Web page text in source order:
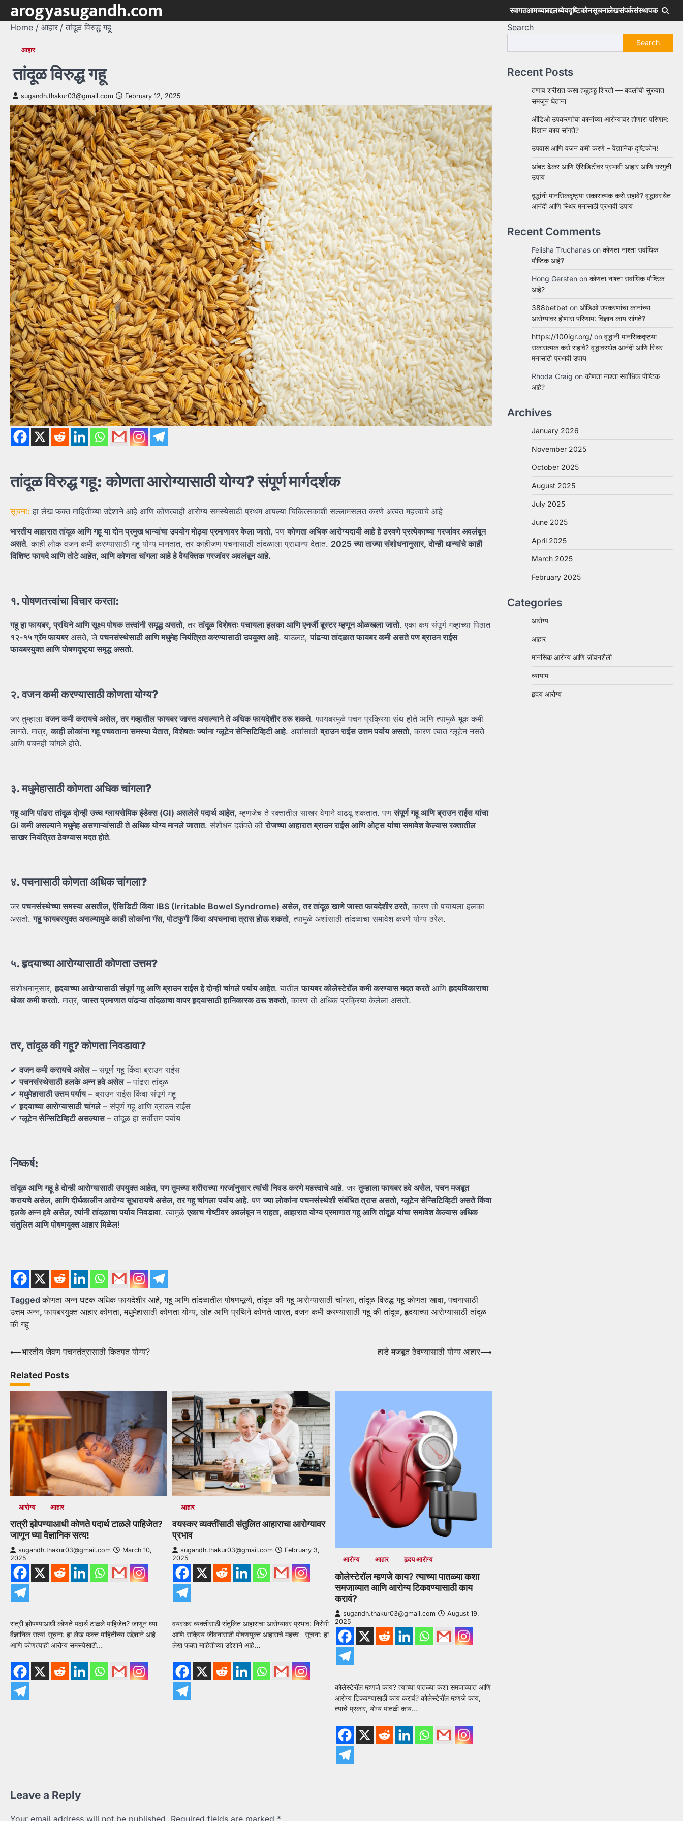
Skip
content
arogyasugandh.com स्वागतआमच्याबद्दलध्येयदृष्टिकोनसूचनालेखसंपर्कसंस्थापक
Home आहार तांदूळ विरुद्ध गहू
आहार
तांदूळ विरुद्ध गहू
sugandh.thakur03@gmail.com February 12, 2025
तांदूळविरुद्धगहू:कोणताआरोग्यासाठीयोग्य?संपूर्णमार्गदर्शक
सूचना: हा लेख फक्त माहितीच्या उद्देशाने आहे आणि कोणत्याही आरोग्य समस्येसाठी प्रथम आपल्या चिकित्सकाशी सल्लामसलत करणे अत्यंत महत्त्वाचे आहे
भारतीयआहाराततांदूळआणिगहूयादोनप्रमुखधान्यांचाउपयोगमोठ्याप्रमाणावरकेलाजातो, पणकोणताअधिकआरोग्यदायीआहेहेठरवणेप्रत्येकाच्यागरजांवरअवलंबून
असते. काही लोक वजन कमी करण्यासाठी गहू योग्य मानतात, तर काहीजण पचनासाठी तांदळाला प्राधान्य देतात. 2025च्याताज्यासंशोधनानुसार,दोन्हीधान्यांचेकाही
विशिष्टफायदेआणितोटेआहेत, आणिकोणताचांगलाआहेहेवैयक्तिकगरजांवरअवलंबूनआहे.
१.पोषणतत्त्वांचाविचारकरता:
गहूहाफायबर,प्रथिनेआणिसूक्ष्मपोषकतत्त्वांनीसमृद्धअसतो, तरतांदूळविशेषतःपचायलाहलकाआणिएनर्जीबूस्टरम्हणूनओळखलाजातो. एका कप संपूर्ण गव्हाच्या पिठात
१२-१५ग्रॅमफायबरअसते, जेपचनसंस्थेसाठीआणिमधुमेहनियंत्रितकरण्यासाठीउपयुक्तआहे. याउलट,पांढऱ्यातांदळातफायबरकमीअसतेपणब्राउनराईस
फायबरयुक्तआणिपोषणदृष्ट्यासमृद्धअसतो.
२.वजनकमीकरण्यासाठीकोणतायोग्य?
जर तुम्हालावजनकमीकरायचेअसेल,तरगव्हातीलफायबरजास्तअसल्यानेतेअधिकफायदेशीरठरूशकते. फायबरमुळे पचन प्रक्रिया संथ होते आणि त्यामुळे भूक कमी
लागते. मात्र,काहीलोकांनागहूपचवतानासमस्यायेतात,विशेषतःज्यांनाग्लूटेनसेन्सिटिव्हिटीआहे. अशांसाठीब्राउनराईसउत्तमपर्यायअसतो, कारण त्यात ग्लूटेन नसते
आणि पचनही चांगले होते.
३.मधुमेहासाठीकोणताअधिकचांगला?
गहूआणिपांढरातांदूळदोन्हीउच्चग्लायसेमिकइंडेक्स (GI) असलेलेपदार्थआहेत, म्हणजेच ते रक्तातील साखर वेगाने वाढवू शकतात. पणसंपूर्णगहूआणिब्राउनराईसयांचा
GIकमीअसल्यानेमधुमेहअसणाऱ्यांसाठीतेअधिकयोग्यमानलेजातात. संशोधन दर्शवते कीरोजच्याआहारातब्राउनराईसआणिओट्सयांचासमावेशकेल्यासरक्तातील
साखरनियंत्रितठेवण्यासमदतहोते.
४.पचनासाठीकोणताअधिकचांगला?
जरपचनसंस्थेच्यासमस्याअसतील,ऍसिडिटीकिंवा IBS (Irritable Bowel Syndrome) असेल,तरतांदूळखाणेजास्तफायदेशीरठरते, कारण तो पचायला हलका
असतो.गहूफायबरयुक्तअसल्यामुळेकाहीलोकांनागॅस,पोटफुगीकिंवाअपचनाचात्रासहोऊशकतो, त्यामुळे अशांसाठी तांदळाचा समावेश करणे योग्य ठरेल.
५.हृदयाच्याआरोग्यासाठीकोणताउत्तम?
संशोधनानुसार,हृदयाच्याआरोग्यासाठीसंपूर्णगहूआणिब्राउनराईसहेदोन्हीचांगलेपर्यायआहेत. यातीलफायबरकोलेस्टेरॉलकमीकरण्यासमदतकरतेआणिहृदयविकाराचा
धोकाकमीकरतो. मात्र,जास्तप्रमाणातपांढऱ्यातांदळाचावापरहृदयासाठीहानिकारकठरूशकतो, कारण तो अधिक प्रक्रिया केलेला असतो.
तर,तांदूळकीगहू?कोणतानिवडावा?
✔वजनकमीकरायचेअसेल– संपूर्ण गहू किंवा ब्राउन राईस
✔पचनसंस्थेसाठीहलकेअन्नहवेअसेल– पांढरा तांदूळ
✔मधुमेहासाठीउत्तमपर्याय– ब्राउन राईस किंवा संपूर्ण गहू
✔हृदयाच्याआरोग्यासाठीचांगले– संपूर्ण गहू आणि ब्राउन राईस
✔ग्लूटेनसेन्सिटिव्हिटीअसल्यास– तांदूळ हा सर्वोत्तम पर्याय
निष्कर्ष:
तांदूळआणिगहूहेदोन्हीआरोग्यासाठीउपयुक्तआहेत,पणतुमच्याशरीराच्यागरजांनुसारत्यांचीनिवडकरणेमहत्त्वाचेआहे. जरतुम्हालाफायबरहवेअसेल,पचनमजबूत
करायचेअसेल, आणिदीर्घकालीनआरोग्यसुधारायचेअसेल,तरगहूचांगलापर्यायआहे. पणज्यालोकांनापचनसंस्थेशीसंबंधितत्रासअसतो,ग्लूटेनसेन्सिटिव्हिटीअसतेकिंवा
हलकेअन्नहवेअसेल,त्यांनीतांदळाचापर्यायनिवडावा. त्यामुळेएकाचगोष्टीवरअवलंबूननराहता, आहारातयोग्यप्रमाणातगहूआणितांदूळयांचासमावेशकेल्यासअधिक
संतुलितआणिपोषणयुक्तआहारमिळेल!
Taggedकोणता अन्न घटक अधिक फायदेशीर आहे,गहू आणि तांदळातील पोषणमूल्ये,तांदूळ की गहू आरोग्यासाठी चांगला,तांदूळ विरुद्ध गहू कोणता खावा,पचनासाठी
उत्तम अन्न,फायबरयुक्त आहार कोणता,मधुमेहासाठी कोणता योग्य,लोह आणि प्रथिने कोणते जास्त,वजन कमी करण्यासाठी गहू की तांदूळ,हृदयाच्या आरोग्यासाठी तांदूळ
की गहू
Post
navigation
⟵भारतीय जेवण पचनतंत्रासाठी कितपत योग्य? हाडे मजबूत ठेवण्यासाठी योग्य आहार⟶
Related Posts
आरोग्य आहार
रात्री झोपण्याआधी कोणते पदार्थ टाळले पाहिजेत?
जाणून घ्या वैज्ञानिक सत्य!
sugandh.thakur03@gmail.com
March 10,
2025
रात्री झोपण्याआधी कोणते पदार्थ टाळले पाहिजेत? जाणून घ्या
वैज्ञानिक सत्य! सूचना: हा लेख फक्त माहितीच्या उद्देशाने आहे
आणि कोणत्याही आरोग्य समस्येसाठी…
आहार
वयस्कर व्यक्तींसाठी संतुलित आहाराचा आरोग्यावर
प्रभाव
sugandh.thakur03@gmail.com
February 3,
2025
वयस्कर व्यक्तींसाठी संतुलित आहाराचा आरोग्यावर प्रभाव: निरोगी
आणि सक्रिय जीवनासाठी पोषणयुक्त आहाराचे महत्त्व सूचना: हा
लेख फक्त माहितीच्या उद्देशाने आहे…
आरोग्य आहार हृदय आरोग्य
कोलेस्टेरॉल म्हणजे काय? त्याच्या पातळ्या कशा
समजाव्यात आणि आरोग्य टिकवण्यासाठी काय
करावं?
sugandh.thakur03@gmail.com
August 19,
2025
कोलेस्टेरॉल म्हणजे काय? त्याच्या पातळ्या कशा समजाव्यात आणि
आरोग्य टिकवण्यासाठी काय करावं? कोलेस्टेरॉल म्हणजे काय,
त्याचे प्रकार, योग्य पातळी काय…
Leave a Reply
Search
Search
Recent Posts
तणाव शरीरात कसा हळूहळू शिरतो — बदलांची सुरुवात
समजून घेताना
ऑडिओ उपकरणांचा कानांच्या आरोग्यावर होणारा परिणाम:
विज्ञान काय सांगते?
उपवास आणि वजन कमी करणे – वैज्ञानिक दृष्टिकोन!
आंबट ढेकर आणि ऍसिडिटीवर प्रभावी आहार आणि घरगुती
उपाय
वृद्धांनी मानसिकदृष्ट्या सकारात्मक कसे राहावे? वृद्धावस्थेत
आनंदी आणि स्थिर मनासाठी प्रभावी उपाय
Recent Comments
Felisha Truchanas on कोणता नाश्ता सर्वाधिक
पौष्टिक आहे?
Hong Gersten on कोणता नाश्ता सर्वाधिक पौष्टिक
आहे?
388betbet on ऑडिओ उपकरणांचा कानांच्या
आरोग्यावर होणारा परिणाम: विज्ञान काय सांगते?
https://100igr.org/ on वृद्धांनी मानसिकदृष्ट्या
सकारात्मक कसे राहावे? वृद्धावस्थेत आनंदी आणि स्थिर
मनासाठी प्रभावी उपाय
Rhoda Craig on कोणता नाश्ता सर्वाधिक पौष्टिक
आहे?
Archives
January 2026
November 2025
October 2025
August 2025
July 2025
June 2025
April 2025
March 2025
February 2025
Categories
आरोग्य
आहार
मानसिक आरोग्य आणि जीवनशैली
व्यायाम
हृदय आरोग्य